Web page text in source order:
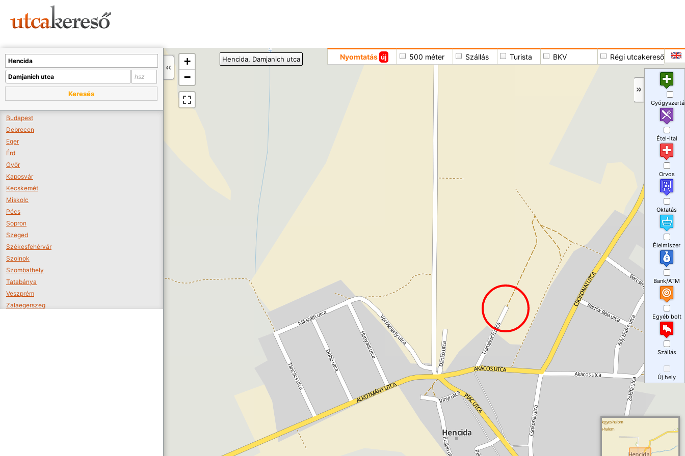
+
−
Nyomtatás új 500 méter Szállás Turista BKV Régi utcakereső
Hencida, Damjanich utca
Keresés
Budapest
Debrecen
Eger
Érd
Győr
Kaposvár
Kecskemét
Miskolc
Pécs
Sopron
Szeged
Székesfehérvár
Szolnok
Szombathely
Tatabánya
Veszprém
Zalaegerszeg
Étel-ital
Orvos
Oktatás
Élelmiszer
Bank/ATM
Egyéb bolt
Szállás
Új hely
A térképet kicsinyíteni kell, hogy látszódjanak a boltok.
Boltok látszódjanak >>